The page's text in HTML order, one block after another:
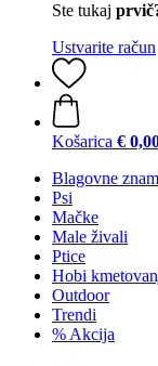
Ste tukaj
Ustvarite račun
Košarica €
Blagovne
Psi
Mačke
Male živali
Ptice
Hobi
Outdoor
Trendi
% Akcija